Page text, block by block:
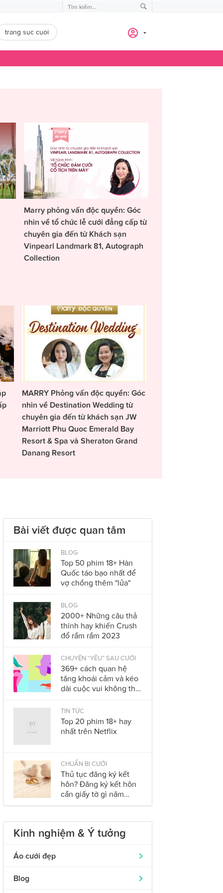
trang suc cuoi
Marry phỏng vấn độc quyền: Góc
nhìn về tổ chức lễ cưới đẳng cấp từ
chuyên gia đến từ Khách sạn
Vinpearl Landmark 81, Autograph
Collection
MARRY Phỏng vấn độc quyền: Góc
nhìn về Destination Wedding từ
chuyên gia đến từ khách sạn JW
Marriott Phu Quoc Emerald Bay
Resort & Spa và Sheraton Grand
Danang Resort
Bài viết được quan tâm
BLOG
Top 50 phim 18+ Hàn
Quốc táo bạo nhất để
vợ chồng thêm "lửa"
BLOG
2000+ Những câu thả
thính hay khiến Crush
đổ rầm rầm 2023
CHUYỆN “YÊU” SAU CƯỚI
369+ cách quan hệ
tăng khoái cảm và kéo
dài cuộc vui không thể
2023
TIN TỨC
Top 20 phim 18+ hay
nhất trên Netflix
CHUẨN BỊ CƯỚI
Thủ tục đăng ký kết
hôn? Đăng ký kết hôn
cần giấy tờ gì năm
2023?
Kinh nghiệm & Ý tưởng
Áo cưới đẹp
Áo dài cưới
319
Blog